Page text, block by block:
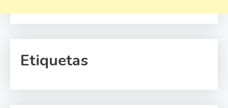
Etiquetas